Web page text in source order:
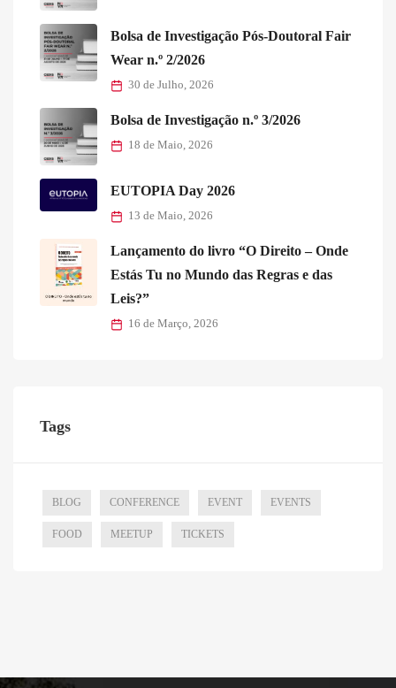
Bolsa de Investigação Pós-Doutoral Fair
Wear n.º 2/2026
30 de Julho, 2026
Bolsa de Investigação n.º 3/2026
18 de Maio, 2026
EUTOPIA Day 2026
13 de Maio, 2026
Lançamento do livro “O Direito – Onde
Estás Tu no Mundo das Regras e das
Leis?”
16 de Março, 2026
Tags
BLOG CONFERENCE EVENT EVENTS
FOOD MEETUP TICKETS